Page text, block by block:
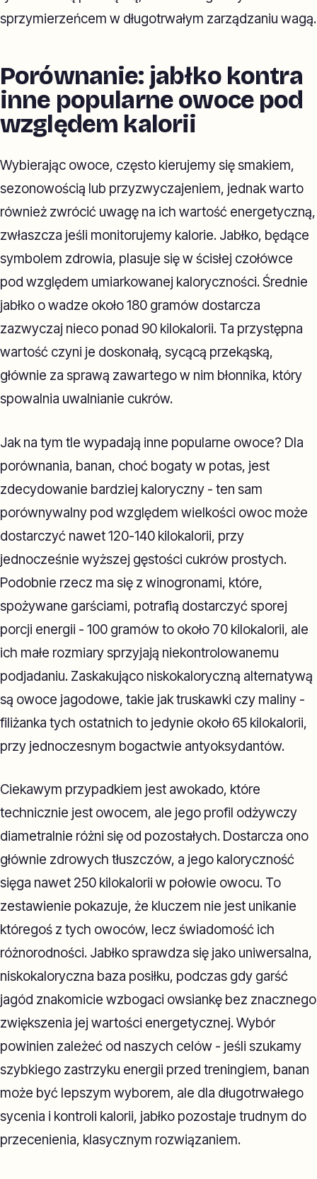
sprzymierzeńcem w długotrwałym zarządzaniu wagą.
Porównanie: jabłko kontra
inne popularne owoce pod
względem kalorii
Wybierając owoce, często kierujemy się smakiem,
sezonowością lub przyzwyczajeniem, jednak warto
również zwrócić uwagę na ich wartość energetyczną,
zwłaszcza jeśli monitorujemy kalorie. Jabłko, będące
symbolem zdrowia, plasuje się w ścisłej czołówce
pod względem umiarkowanej kaloryczności. Średnie
jabłko o wadze około 180 gramów dostarcza
zazwyczaj nieco ponad 90 kilokalorii. Ta przystępna
wartość czyni je doskonałą, sycącą przekąską,
głównie za sprawą zawartego w nim błonnika, który
spowalnia uwalnianie cukrów.
Jak na tym tle wypadają inne popularne owoce? Dla
porównania, banan, choć bogaty w potas, jest
zdecydowanie bardziej kaloryczny - ten sam
porównywalny pod względem wielkości owoc może
dostarczyć nawet 120-140 kilokalorii, przy
jednocześnie wyższej gęstości cukrów prostych.
Podobnie rzecz ma się z winogronami, które,
spożywane garściami, potrafią dostarczyć sporej
porcji energii - 100 gramów to około 70 kilokalorii, ale
ich małe rozmiary sprzyjają niekontrolowanemu
podjadaniu. Zaskakująco niskokaloryczną alternatywą
są owoce jagodowe, takie jak truskawki czy maliny -
filiżanka tych ostatnich to jedynie około 65 kilokalorii,
przy jednoczesnym bogactwie antyoksydantów.
Ciekawym przypadkiem jest awokado, które
technicznie jest owocem, ale jego profil odżywczy
diametralnie różni się od pozostałych. Dostarcza ono
głównie zdrowych tłuszczów, a jego kaloryczność
sięga nawet 250 kilokalorii w połowie owocu. To
zestawienie pokazuje, że kluczem nie jest unikanie
któregoś z tych owoców, lecz świadomość ich
różnorodności. Jabłko sprawdza się jako uniwersalna,
niskokaloryczna baza posiłku, podczas gdy garść
jagód znakomicie wzbogaci owsiankę bez znacznego
zwiększenia jej wartości energetycznej. Wybór
powinien zależeć od naszych celów - jeśli szukamy
szybkiego zastrzyku energii przed treningiem, banan
może być lepszym wyborem, ale dla długotrwałego
sycenia i kontroli kalorii, jabłko pozostaje trudnym do
przecenienia, klasycznym rozwiązaniem.